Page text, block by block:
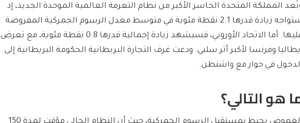
المملكة المتحدة الخاسر الأكبر من نظام التعرفة العالمية الموحدة الجديد، إذ
ستواجه زيادة قدرها 2.1 نقطة مئوية في متوسط معدل الرسوم الجمركية المفروضة
عليها. أما الاتحاد الأوروبي، فسيشهد زيادة إجمالية قدرها 0.8 نقطة مئوية، مع تعرض
وفرنسا لأكبر أثر سلبي. ودعت غرف التجارة البريطانية الحكومة البريطانية إلى
في حوار مع واشنطن.
هو التالي؟